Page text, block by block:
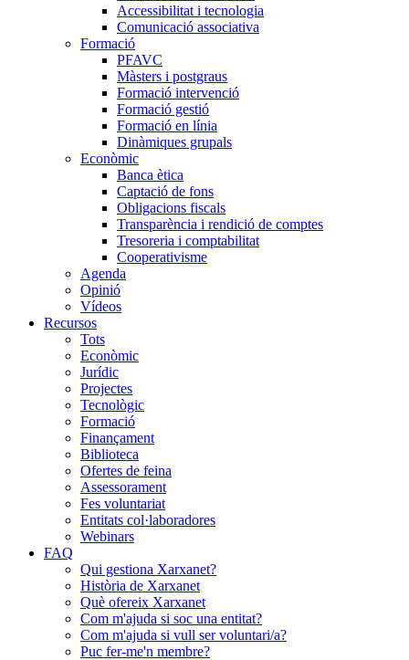
Accessibilitat i tecnologia
Comunicació associativa
Formació
PFAVC
Màsters i postgraus
Formació intervenció
Formació gestió
Formació en línia
Dinàmiques grupals
Econòmic
Banca ètica
Captació de fons
Obligacions fiscals
Transparència i rendició de comptes
Tresoreria i comptabilitat
Cooperativisme
Agenda
Opinió
Vídeos
Recursos
Tots
Econòmic
Jurídic
Projectes
Tecnològic
Formació
Finançament
Biblioteca
Ofertes de feina
Assessorament
Fes voluntariat
Entitats col·laboradores
Webinars
FAQ
Qui gestiona Xarxanet?
Història de Xarxanet
Què ofereix Xarxanet
Com m'ajuda si soc una entitat?
Com m'ajuda si vull ser voluntari/a?
Puc fer-me'n membre?